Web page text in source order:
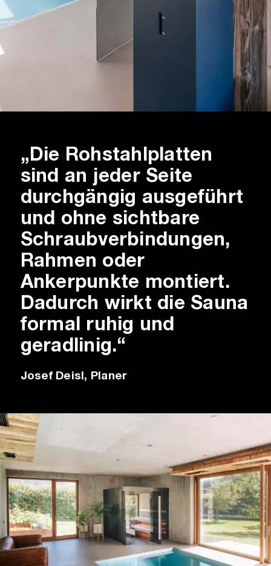
„Die Rohstahlplatten
sind an jeder Seite
durchgängig ausgeführt
und ohne sichtbare
Schraubverbindungen,
Rahmen oder
Ankerpunkte montiert.
Dadurch wirkt die Sauna
formal ruhig und
geradlinig.“
Josef Deisl, Planer